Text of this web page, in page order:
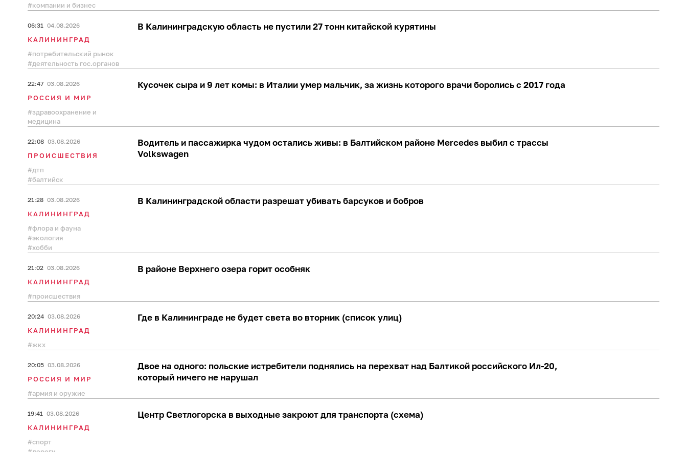
компании и бизнес
06:31 04.08.2026
КАЛИНИНГРАД
потребительский рынок
деятельность гос.органов
В Калининградскую область не пустили 27 тонн китайской курятины
22:47 03.08.2026
РОССИЯ И МИР
здравоохранение и
медицина
Кусочек сыра и 9 лет комы: в Италии умер мальчик, за жизнь которого врачи боролись с 2017 года
22:08 03.08.2026
ПРОИСШЕСТВИЯ
дтп
балтийск
Водитель и пассажирка чудом остались живы: в Балтийском районе Mercedes выбил с трассы
Volkswagen
21:28 03.08.2026
КАЛИНИНГРАД
флора и фауна
экология
хобби
В Калининградской области разрешат убивать барсуков и бобров
21:02 03.08.2026
КАЛИНИНГРАД
происшествия
В районе Верхнего озера горит особняк
20:24 03.08.2026
КАЛИНИНГРАД
жкх
Где в Калининграде не будет света во вторник (список улиц)
20:05 03.08.2026
РОССИЯ И МИР
армия и оружие
Двое на одного: польские истребители поднялись на перехват над Балтикой российского Ил-20,
который ничего не нарушал
19:41 03.08.2026
КАЛИНИНГРАД
спорт
Центр Светлогорска в выходные закроют для транспорта (схема)